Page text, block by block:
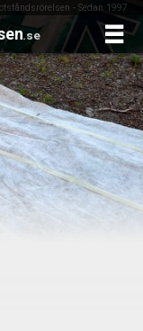
- Sedan 1997
.se